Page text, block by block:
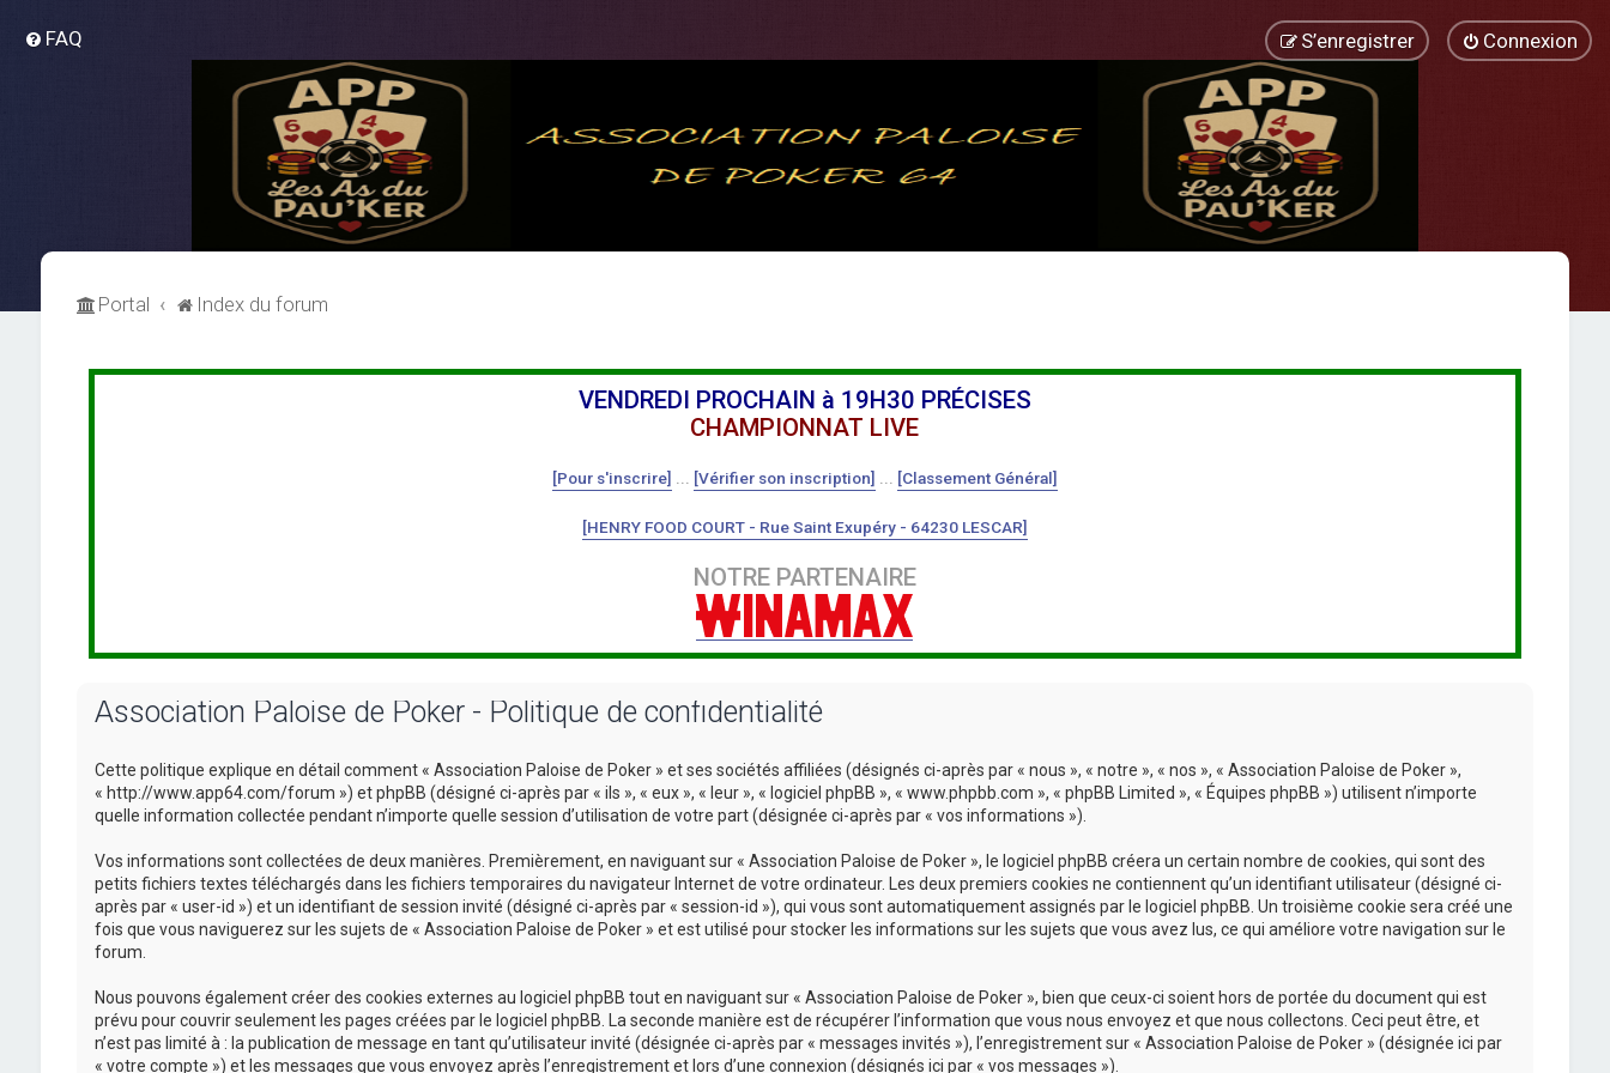
FAQ Connexion
S’enregistrer
Portal Index du forum
VENDREDI PROCHAIN à 19H30 PRÉCISES
CHAMPIONNAT LIVE
[Pour s'inscrire] [Vérifier son inscription] [Classement Général]
[HENRY FOOD COURT - Rue Saint Exupéry - 64230 LESCAR]
NOTRE PARTENAIRE
Association Paloise de Poker - Politique de confidentialité
Cette politique explique en détail comment « Association Paloise de Poker » et ses sociétés affiliées (désignés ci-après par « nous », « notre », « nos », « Association Paloise de Poker »,
« http://www.app64.com/forum ») et phpBB (désigné ci-après par « ils », « eux », « leur », « logiciel phpBB », « www.phpbb.com », « phpBB Limited », « Équipes phpBB ») utilisent n’importe
quelle information collectée pendant n’importe quelle session d’utilisation de votre part (désignée ci-après par « vos informations »).
Vos informations sont collectées de deux manières. Premièrement, en naviguant sur « Association Paloise de Poker », le logiciel phpBB créera un certain nombre de cookies, qui sont des
petits fichiers textes téléchargés dans les fichiers temporaires du navigateur Internet de votre ordinateur. Les deux premiers cookies ne contiennent qu’un identifiant utilisateur (désigné ci-
après par « user-id ») et un identifiant de session invité (désigné ci-après par « session-id »), qui vous sont automatiquement assignés par le logiciel phpBB. Un troisième cookie sera créé une
fois que vous naviguerez sur les sujets de « Association Paloise de Poker » et est utilisé pour stocker les informations sur les sujets que vous avez lus, ce qui améliore votre navigation sur le
forum.
Nous pouvons également créer des cookies externes au logiciel phpBB tout en naviguant sur « Association Paloise de Poker », bien que ceux-ci soient hors de portée du document qui est
prévu pour couvrir seulement les pages créées par le logiciel phpBB. La seconde manière est de récupérer l’information que vous nous envoyez et que nous collectons. Ceci peut être, et
n’est pas limité à : la publication de message en tant qu’utilisateur invité (désignée ci-après par « messages invités »), l’enregistrement sur « Association Paloise de Poker » (désignée ici par
« votre compte ») et les messages que vous envoyez après l’enregistrement et lors d’une connexion (désignés ici par « vos messages »).